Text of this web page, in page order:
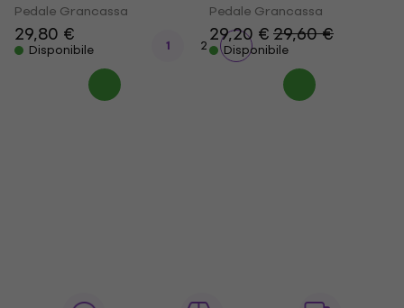
Pedale Grancassa
29,80 €
Disponibile
Pedale Grancassa
29,20 €29,60 €
Disponibile
1 2